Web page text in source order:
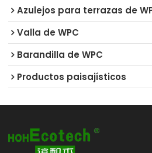
Azulejos para terrazas de
Valla de WPC
Barandilla de WPC
Productos paisajísticos